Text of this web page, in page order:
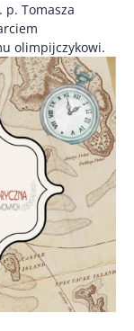
p. Tomasza
olimpijczykowi.